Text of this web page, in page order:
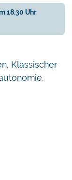
des
an der
Institut
18.30 Uhr
, Klassischer
,